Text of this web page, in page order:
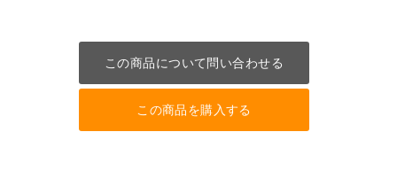
この商品について問い合わせる
この商品を購入する